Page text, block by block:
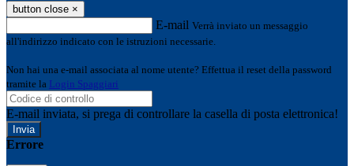
button close ×
E-mail Verrà inviato un messaggio
all'indirizzo indicato con le istruzioni necessarie.
Non hai una e-mail associata al nome utente? Effettua il reset della password
tramite la Login Spaggiari
E-mail inviata, si prega di controllare la casella di posta elettronica!
Errore